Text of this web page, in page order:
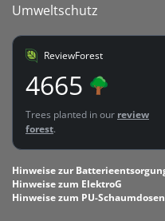
Umweltschutz
ReviewForest
4665
Trees planted in our review
forest.
Hinweise zur
Hinweise zum ElektroG
Hinweise zum PU-